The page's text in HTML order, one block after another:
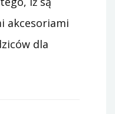
akcesoriami
dla